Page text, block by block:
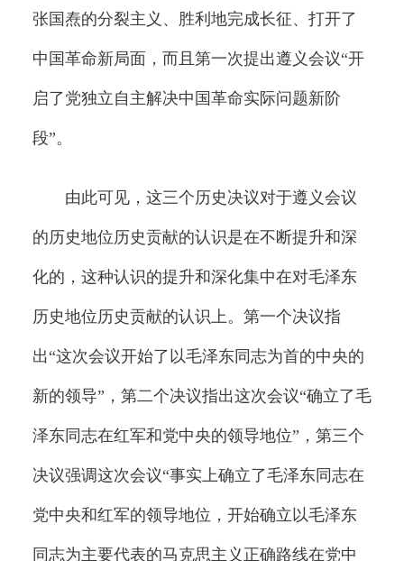
张国焘的分裂主义、胜利地完成长征、打开了
中国革命新局面，而且第一次提出遵义会议“开
启了党独立自主解决中国革命实际问题新阶
段”。
由此可见，这三个历史决议对于遵义会议
的历史地位历史贡献的认识是在不断提升和深
化的，这种认识的提升和深化集中在对毛泽东
历史地位历史贡献的认识上。第一个决议指
出“这次会议开始了以毛泽东同志为首的中央的
新的领导”，第二个决议指出这次会议“确立了毛
泽东同志在红军和党中央的领导地位”，第三个
决议强调这次会议“事实上确立了毛泽东同志在
党中央和红军的领导地位，开始确立以毛泽东
同志为主要代表的马克思主义正确路线在党中